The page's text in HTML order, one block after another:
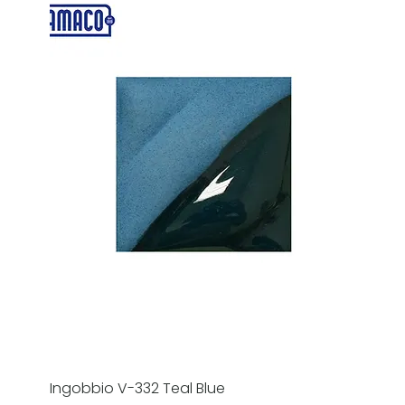
Ingobbio V-332 Teal Blue